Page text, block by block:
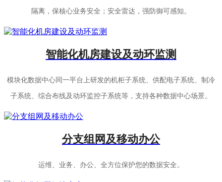
隔离，保核心业务安全；安全雷达，强防御可感知。
智能化机房建设及动环监测
模块化数据中心同一平台上研发的机柜子系统、供配电子系统、制冷
子系统、综合布线及动环监控子系统等，支持各种数据中心场景。
分支组网及移动办公
运维、业务、办公、全方位保护您的数据安全。